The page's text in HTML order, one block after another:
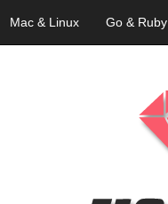
Mac & Linux Go & Ruby